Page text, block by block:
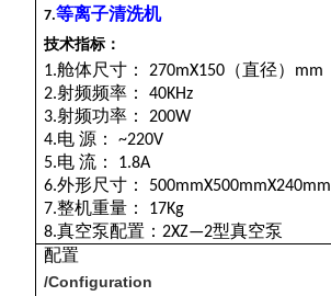
7.等离子清洗机
技术指标：
1.舱体尺寸： 270mX150 （直径） mm
2.射频频率：
40KHz
3.射频功率：
200W
4.电 源：
~220V
5.电 流：
1.8A
6.外形尺寸：
500mmX500mmX240mm
7.整机重量：
17Kg
8.真空泵配置： 2XZ—2型真空泵
配置
/Configuration